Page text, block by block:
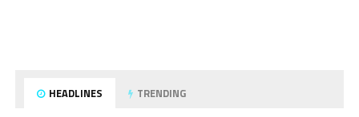
HEADLINES TRENDING